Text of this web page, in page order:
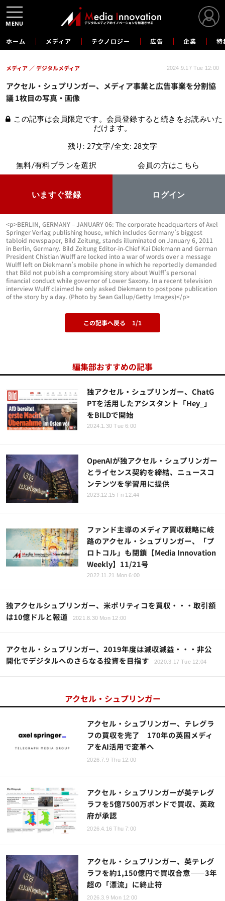
ホーム メディア テクノロジー 広告 企業 特
アクセル・シュプリンガー、メディア事業と広告事業を分割協
議 1枚目の写真・画像
メディア デジタルメディア 2024.9.17 Tue 12:00
この記事は会員限定です。会員登録すると続きをお読みいた
だけます。
残り: 27文字/全文: 28文字
無料/有料プランを選択
いますぐ登録
会員の方はこちら
ログイン
<p>BERLIN, GERMANY – JANUARY 06: The corporate headquarters of Axel
Springer Verlag publishing house, which includes Germany’s biggest
tabloid newspaper, Bild Zeitung, stands illuminated on January 6, 2011
in Berlin, Germany. Bild Zeitung Editor-in-Chief Kai Diekmann and German
President Chistian Wulff are locked into a war of words over a message
Wulff left on Diekmann’s mobile phone in which he reportedly demanded
that Bild not publish a compromising story about Wulff’s personal
financial conduct while governor of Lower Saxony. In a recent television
interview Wulff claimed he only asked Diekmann to postpone publication
of the story by a day. (Photo by Sean Gallup/Getty Images)</p>
この記事へ戻る 1/1
編集部おすすめの記事
独アクセル・シュプリンガー、ChatG
PTを活用したアシスタント「Hey_」
をBILDで開始
2024.1.30 Tue 6:00
OpenAIが独アクセル・シュプリンガー
とライセンス契約を締結、ニュースコ
ンテンツを学習用に提供
2023.12.15 Fri 12:44
ファンド主導のメディア買収戦略に岐
路のアクセル・シュプリンガー、「プ
ロトコル」も閉鎖【Media Innovation
Weekly】11/21号
2022.11.21 Mon 6:00
独アクセルシュプリンガー、米ポリティコを買収・・・取引額
は10億ドルと報道
2021.8.30 Mon 12:00
アクセル・シュプリンガー、2019年度は減収減益・・・非公
開化でデジタルへのさらなる投資を目指す
2020.3.17 Tue 12:04
アクセル・シュプリンガー
アクセル・シュプリンガー、テレグラ
フの買収を完了 170年の英国メディ
アをAI活用で変革へ
2026.7.9 Thu 12:00
アクセル・シュプリンガーが英テレグ
ラフを5億7500万ポンドで買収、英政
府が承認
2026.4.16 Thu 7:00
アクセル・シュプリンガー、英テレグ
ラフを約1,150億円で買収合意――3年
超の「漂流」に終止符
2026.3.9 Mon 12:00
MENU